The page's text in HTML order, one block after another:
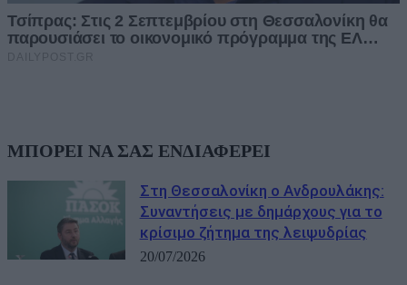
ΜΠΟΡΕΙ ΝΑ ΣΑΣ ΕΝΔΙΑΦΕΡΕΙ
Στη Θεσσαλονίκη ο Ανδρουλάκης:
Συναντήσεις με δημάρχους για το
κρίσιμο ζήτημα της λειψυδρίας
20/07/2026